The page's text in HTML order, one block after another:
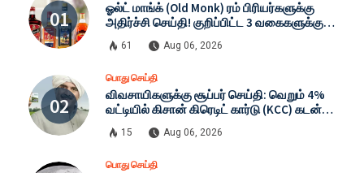
ஓல்ட் மாங்க் (Old Monk) ரம் பிரியர்களுக்கு
அதிர்ச்சி செய்தி! குறிப்பிட்ட 3 வகைகளுக்கு
FSSAI அதிரடி தடை: காரணம் என்ன? முழு விவரம்
61 Aug 06, 2026
பொது செய்தி
விவசாயிகளுக்கு சூப்பர் செய்தி: வெறும் 4%
வட்டியில் கிசான் கிரெடிட் கார்டு (KCC) கடன்
பெறுவது எப்படி? முழு விவரம்!
15 Aug 06, 2026
பொது செய்தி